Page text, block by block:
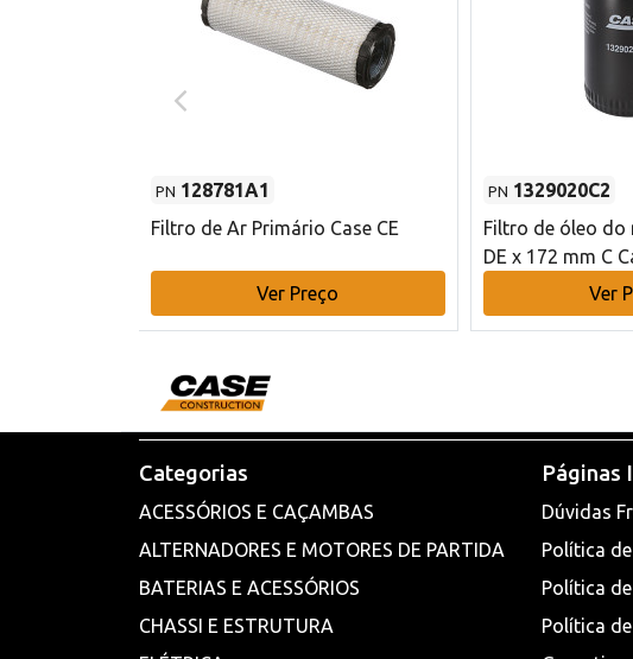
PN 128781A1
Filtro de Ar Primário Case CE
Ver Preço
PN 1329020C2
Filtro de óleo do
DE x 172 mm C
Ver
Categorias
ACESSÓRIOS E CAÇAMBAS
ALTERNADORES E MOTORES DE PARTIDA
BATERIAS E ACESSÓRIOS
CHASSI E ESTRUTURA
Páginas
Dúvidas
Política
Política
Política